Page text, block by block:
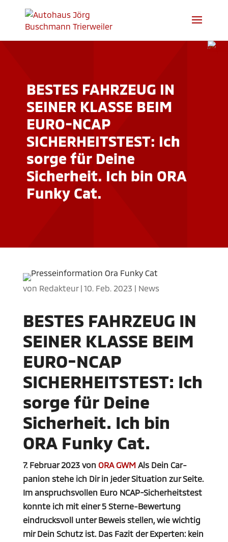
BESTES FAHRZEUG IN
SEINER KLASSE BEIM
EURO-NCAP
SICHERHEITSTEST: Ich
sorge für Deine
Sicherheit. Ich bin ORA
Funky Cat.
von Redakteur| 10. Feb. 2023 | News
BESTES FAHRZEUG IN
SEINER KLASSE BEIM
EURO-NCAP
SICHERHEITSTEST: Ich
sorge für Deine
Sicherheit. Ich bin
ORA Funky Cat.
7. Februar 2023 von ORA GWMAls Dein Car-
panion stehe ich Dir in jeder Situation zur Seite.
Im anspruchsvollen Euro NCAP-Sicherheitstest
konnte ich mit einer 5 Sterne-Bewertung
eindrucksvoll unter Beweis stellen, wie wichtig
mir Dein Schutz ist. Das Fazit der Experten: kein